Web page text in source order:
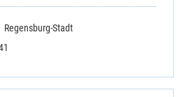
Regensburg-Stadt